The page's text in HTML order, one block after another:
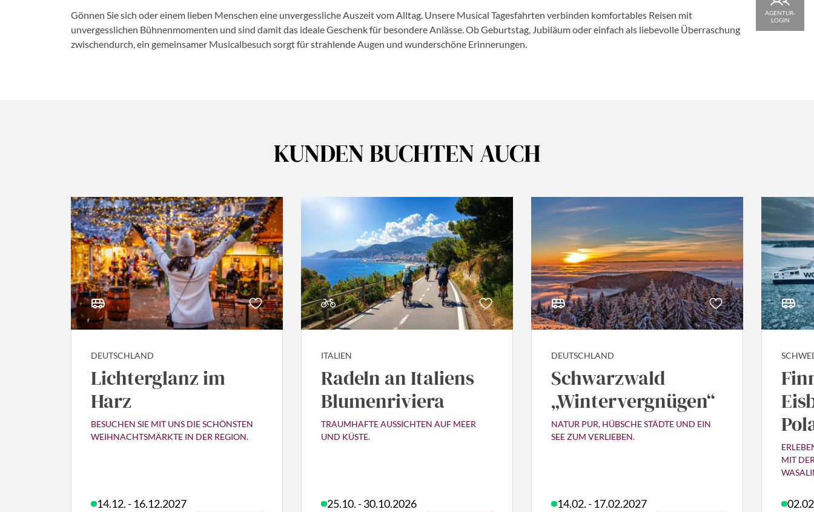
Gönnen Sie sich oder einem lieben Menschen eine unvergessliche Auszeit vom Alltag. Unsere Musical Tagesfahrten verbinden komfortables Reisen mit
unvergesslichen Bühnenmomenten und sind damit das ideale Geschenk für besondere Anlässe. Ob Geburtstag, Jubiläum oder einfach als liebevolle Überraschung
zwischendurch, ein gemeinsamer Musicalbesuch sorgt für strahlende Augen und wunderschöne Erinnerungen.
KUNDEN BUCHTEN AUCH
DEUTSCHLAND
Lichterglanz im
Harz
BESUCHEN SIE MIT UNS DIE SCHÖNSTEN
WEIHNACHTSMÄRKTE IN DER REGION.
14.12. - 16.12.2027
ITALIEN
Radeln an Italiens
Blumenriviera
TRAUMHAFTE AUSSICHTEN AUF MEER
UND KÜSTE.
25.10. - 30.10.2026
DEUTSCHLAND
Schwarzwald
„Wintervergnügen“
NATUR PUR, HÜBSCHE STÄDTE UND EIN
SEE ZUM VERLIEBEN.
14.02. - 17.02.2027
MIT
AGENTUR-
LOGIN